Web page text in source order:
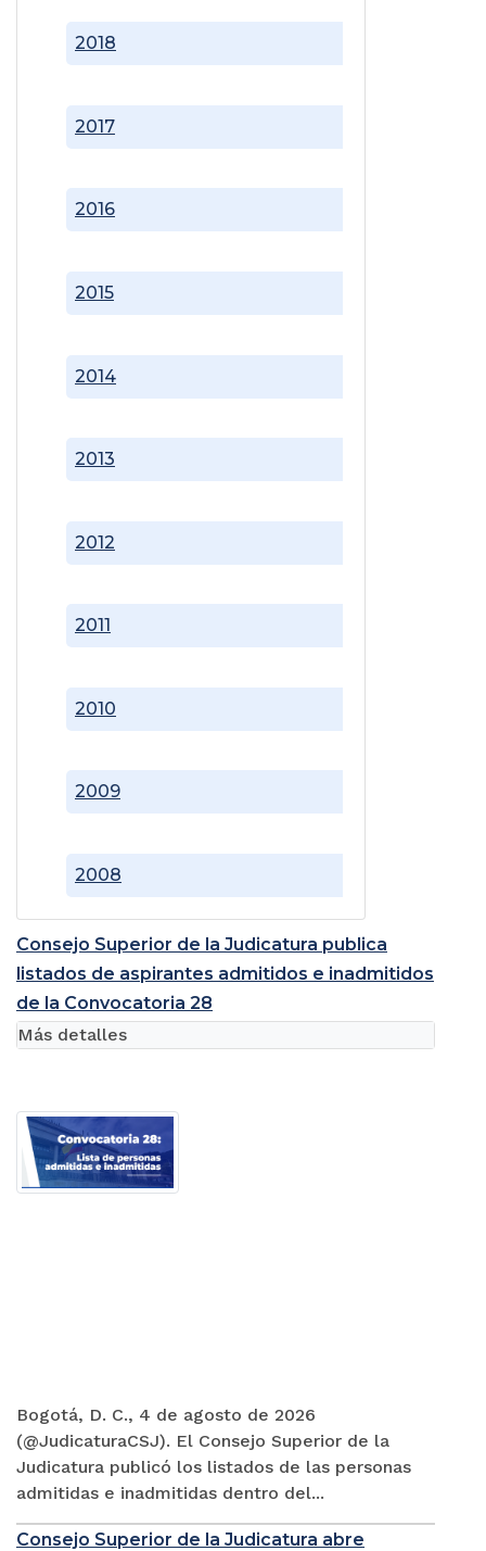
2008
2009
2010
2011
2012
2013
2014
2015
2016
2017
2018
Consejo Superior de la Judicatura publica
listados de aspirantes admitidos e inadmitidos
de la Convocatoria 28
Bogotá, D. C., 4 de agosto de 2026
(@JudicaturaCSJ). El Consejo Superior de la
Judicatura publicó los listados de las personas
admitidas e inadmitidas dentro del...
Más detalles
Consejo Superior de la Judicatura abre